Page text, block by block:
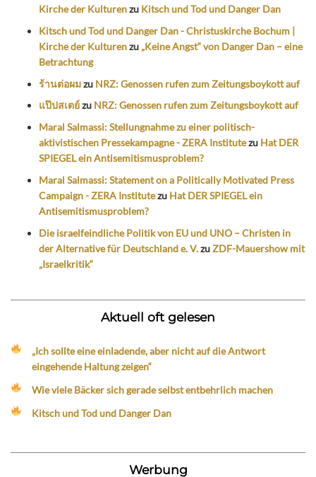
Kirche der Kulturenzu Kitsch und Tod und Danger Dan
Kitsch und Tod und Danger Dan - Christuskirche Bochum |
Kirche der Kulturenzu „Keine Angst“ von Danger Dan – eine
Betrachtung
ร้านต่อผมzu NRZ: Genossen rufen zum Zeitungsboykott auf
แป๊ปสเตย์zu NRZ: Genossen rufen zum Zeitungsboykott auf
Maral Salmassi: Stellungnahme zu einer politisch-
aktivistischen Pressekampagne - ZERA Institutezu Hat DER
SPIEGEL ein Antisemitismusproblem?
Maral Salmassi: Statement on a Politically Motivated Press
Campaign - ZERA Institutezu Hat DER SPIEGEL ein
Antisemitismusproblem?
Die israelfeindliche Politik von EU und UNO – Christen in
der Alternative für Deutschland e. V.zuZDF-Mauershow mit
„Israelkritik“
Aktuell oft gelesen
„Ich sollte eine einladende, aber nicht auf die Antwort
eingehende Haltung zeigen“
Wie viele Bäcker sich gerade selbst entbehrlich machen
Kitsch und Tod und Danger Dan
Werbung